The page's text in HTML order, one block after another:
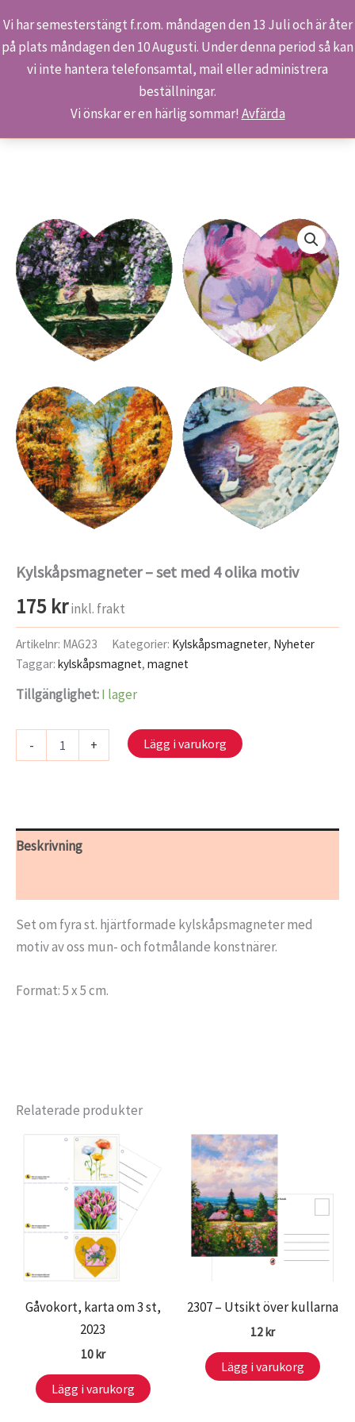
Vi har semesterstängt f.r.om. måndagen den 13 Juli och är åter
på plats måndagen den 10 Augusti. Under denna period så kan
vi inte hantera telefonsamtal, mail eller administrera
beställningar.
Vi önskar er en härlig sommar! Avfärda
Hoppa
Sök
Hem Butiken
Produkter
Kylskåpsmagneter – set med 4 olika motiv
Kylskåpsmagneter – set med 4 olika motiv
175 krinkl. frakt
Artikelnr: MAG23 Kategorier: Kylskåpsmagneter, Nyheter
Taggar: kylskåpsmagnet, magnet
Tillgänglighet:I lager
-
motiv
mängd
+ Lägg i varukorg
Beskrivning
Set om fyra st. hjärtformade kylskåpsmagneter med
motiv av oss mun- och fotmålande konstnärer.
Format: 5 x 5 cm.
Relaterade produkter
Gåvokort, karta om 3 st,
2023
10kr
Lägg i varukorg
2307 – Utsikt över kullarna
12kr
Lägg i varukorg